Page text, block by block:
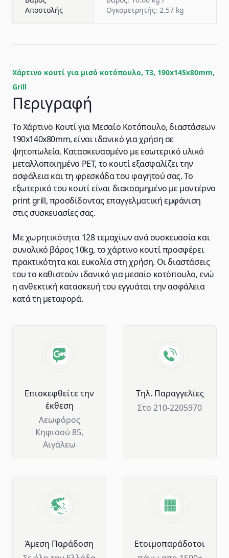
Αποστολής
Ογκομετρητής: 2.57 kg
Χάρτινο κουτί για μισό κοτόπουλο, T3, 190x145x80mm,
Grill
Περιγραφή
Το Χάρτινο Κουτί για Μεσαίο Κοτόπουλο, διαστάσεων
190x140x80mm, είναι ιδανικό για χρήση σε
ψητοπωλεία. Κατασκευασμένο με εσωτερικό υλικό
μεταλλοποιημένο PET, το κουτί εξασφαλίζει την
ασφάλεια και τη φρεσκάδα του φαγητού σας. Το
εξωτερικό του κουτί είναι διακοσμημένο με μοντέρνο
print grill, προσδίδοντας επαγγελματική εμφάνιση
στις συσκευασίες σας.
Με χωρητικότητα 128 τεμαχίων ανά συσκευασία και
συνολικό βάρος 10kg, το χάρτινο κουτί προσφέρει
πρακτικότητα και ευκολία στη χρήση. Οι διαστάσεις
του το καθιστούν ιδανικό για μεσαίο κοτόπουλο, ενώ
η ανθεκτική κατασκευή του εγγυάται την ασφάλεια
κατά τη μεταφορά.
Επισκεφθείτε την
έκθεση
Λεωφόρος
Κηφισού 85,
Αιγάλεω
Tηλ. Παραγγελίες
Στο 210-2205970
Άμεση Παράδοση
Ετοιμοπαράδοτοι